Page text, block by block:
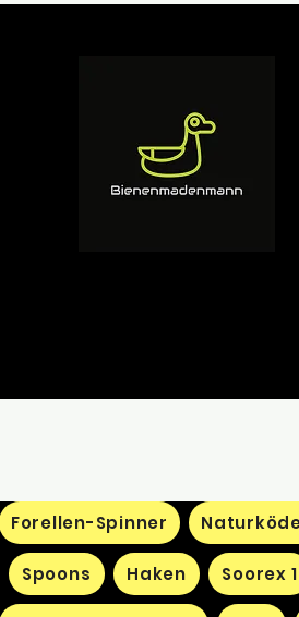
Forellen-Spinner
Spoons Haken Soorex 1